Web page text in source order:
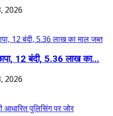
2026
12 बंदी, 5.36 लाख का...
2026